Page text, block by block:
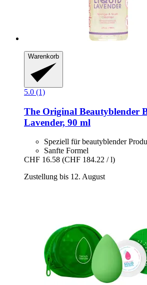
Warenkorb
5.0 (1)
The Original Beautyblender
Lavender, 90 ml
Speziell für beautyblender
Sanfte Formel
CHF 16.58 (CHF 184.22 / l)
Zustellung bis 12. August